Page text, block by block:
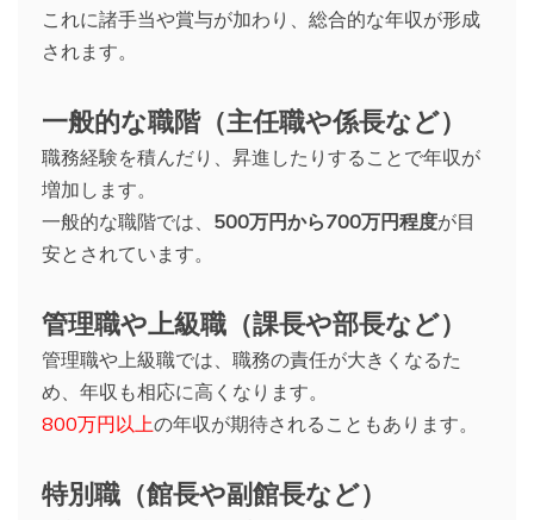
これに諸手当や賞与が加わり、総合的な年収が形成
されます。
一般的な職階（主任職や係長など）
職務経験を積んだり、昇進したりすることで年収が
増加します。
一般的な職階では、 500万円から700万円程度が目
安とされています。
管理職や上級職（課長や部長など）
管理職や上級職では、職務の責任が大きくなるた
め、年収も相応に高くなります。
800万円以上の年収が期待されることもあります。
特別職（館長や副館長など）